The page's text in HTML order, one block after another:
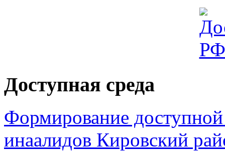
Доступная среда
Формирование доступной
инаалидов Кировский